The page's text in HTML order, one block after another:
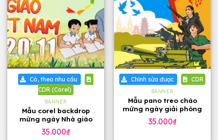
Có, theo nhu cầu
CDR (Corel)
BANNER
Mẫu corel backdrop
mừng ngày Nhà giáo
Việt Nam 20-11
35.000₫
Chỉnh sửa được CDR
BANNER
Mẫu pano treo chào
mừng ngày giải phóng
miền Nam 30-4
35.000₫